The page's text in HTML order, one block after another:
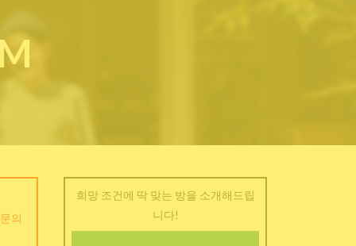
의
희망 조건에 딱 맞는 방을 소개해드립
니다!